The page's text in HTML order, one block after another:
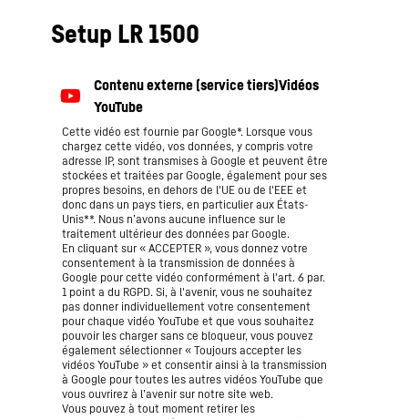
Setup LR 1500
Cette vidéo est fournie par Google*. Lorsque vous
chargez cette vidéo, vos données, y compris votre
adresse IP, sont transmises à Google et peuvent être
stockées et traitées par Google, également pour ses
propres besoins, en dehors de l'UE ou de l'EEE et
donc dans un pays tiers, en particulier aux États-
Unis**. Nous n’avons aucune influence sur le
traitement ultérieur des données par Google.
En cliquant sur « ACCEPTER », vous donnez votre
consentement à la transmission de données à
Google pour cette vidéo conformément à l'art. 6 par.
1 point a du RGPD. Si, à l'avenir, vous ne souhaitez
pas donner individuellement votre consentement
pour chaque vidéo YouTube et que vous souhaitez
pouvoir les charger sans ce bloqueur, vous pouvez
également sélectionner « Toujours accepter les
vidéos YouTube » et consentir ainsi à la transmission
à Google pour toutes les autres vidéos YouTube que
vous ouvrirez à l’avenir sur notre site web.
Vous pouvez à tout moment retirer les